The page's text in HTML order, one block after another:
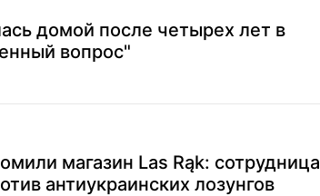
домой после четырех лет в
вопрос"
магазин Las Rąk: сотрудница
антиукраинских лозунгов